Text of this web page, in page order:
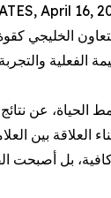
April 16,
الخليجي كقوة
عن
بين